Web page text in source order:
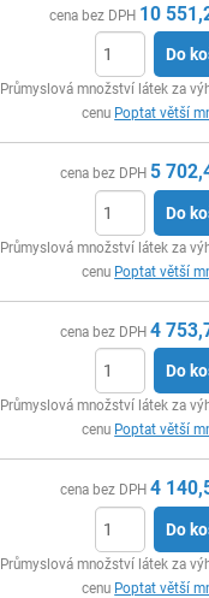
cena bez DPH 10
Do
Průmyslová množství látek za
cenu Poptat větší
cena bez DPH 5
Do
Průmyslová množství látek za
cenu Poptat větší
cena bez DPH 4
Do
Průmyslová množství látek za
cenu Poptat větší
cena bez DPH 4
Do
Průmyslová množství látek za
cenu Poptat větší